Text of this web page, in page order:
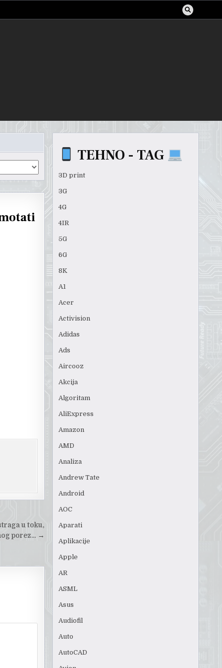
u toku,
porez… →
TEHNO - TAG
3D print
3G
4G
4IR
5G
6G
8K
A1
Acer
Activision
Adidas
Ads
Aircooz
Akcija
Algoritam
AliExpress
Amazon
AMD
Analiza
Andrew Tate
Android
AOC
Aparati
Aplikacije
Apple
AR
ASML
Asus
Audiofil
Auto
AutoCAD